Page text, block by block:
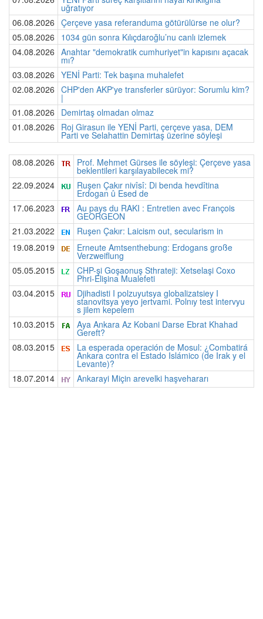
uğratıyor
06.08.2026 Çerçeve yasa referanduma götürülürse ne olur?
05.08.2026
1034 gün sonra Kılıçdaroğlu’nu canlı izlemek
04.08.2026 Anahtar "demokratik cumhuriyet"in kapısını açacak
mı?
03.08.2026 YENİ Parti: Tek başına muhalefet
02.08.2026 CHP'den AKP'ye transferler sürüyor: Sorumlu kim?
|
01.08.2026
Demirtaş olmadan olmaz
01.08.2026
Roj Girasun ile YENİ Parti, çerçeve yasa, DEM
Parti ve Selahattin Demirtaş üzerine söyleşi
08.08.2026 Prof. Mehmet Gürses ile söyleşi: Çerçeve yasa
beklentileri karşılayabilecek mi?
22.09.2024
Ruşen Çakır nivîsî: Di benda hevdîtina
Erdogan û Esed de
17.06.2023
Au pays du RAKI : Entretien avec François
GEORGEON
21.03.2022
Ruşen Çakır: Laicism out, secularism in
19.08.2019
Erneute Amtsenthebung: Erdogans große
Verzweiflung
05.05.2015
CHP-şi Goşaonuş Sthrateji: Xetselaşi Coxo
Phri-Elişina Mualefeti
03.04.2015
Djihadisti I polzuyutsya globalizatsiey I
stanovitsya yeyo jertvami. Polnıy test intervyu
s jilem kepelem
10.03.2015
Aya Ankara Az Kobani Darse Ebrat Khahad
Gereft?
08.03.2015
La esperada operación de Mosul: ¿Combatirá
Ankara contra el Estado Islámico (de Irak y el
Levante)?
18.07.2014
Ankarayi Miçin arevelki haşvehararı